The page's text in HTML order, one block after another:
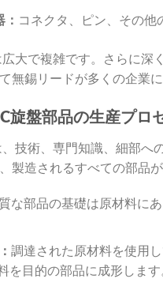
コネクタ、ピン、その他
大で複雑です。さらに深
無錫リードが多くの企業
旋盤部品の生産プロ
技術、専門知識、細部へ
製造されるすべての部品
な部品の基礎は原材料に
調達された原材料を使用
を目的の部品に成形しま